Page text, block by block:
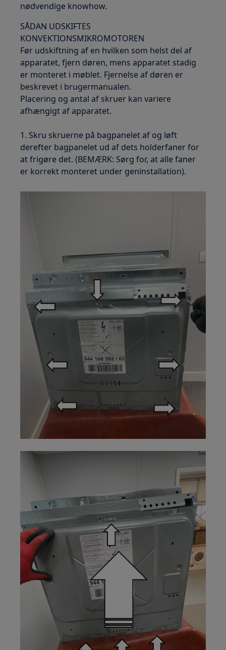
nødvendige knowhow.
SÅDAN UDSKIFTES
KONVEKTIONSMIKROMOTOREN
Før udskiftning af en hvilken som helst del af
apparatet, fjern døren, mens apparatet stadig
er monteret i møblet. Fjernelse af døren er
beskrevet i brugermanualen.
Placering og antal af skruer kan variere
afhængigt af apparatet.
1. Skru skruerne på bagpanelet af og løft
derefter bagpanelet ud af dets holderfaner for
at frigøre det. (BEMÆRK: Sørg for, at alle faner
er korrekt monteret under geninstallation).